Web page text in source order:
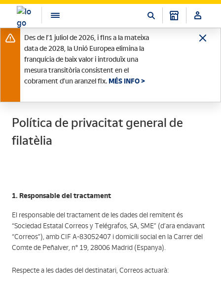
Des de l’1 juliol de 2026, i fins a la mateixa
data de 2028, la Unió Europea elimina la
franquícia de baix valor i introduïx una
mesura transitòria consistent en el
cobrament d’un aranzel fix. MÉS INFO >
Política de privacitat general de
filatèlia
1. Responsable del tractament
El responsable del tractament de les dades del remitent és
“Sociedad Estatal Correos y Telégrafos, SA, SME” (d’ara endavant
“Correos”), amb CIF A-83052407 i domicili social en la Carrer del
Comte de Peñalver, nº 19, 28006 Madrid (Espanya).
Respecte a les dades del destinatari, Correos actuarà: